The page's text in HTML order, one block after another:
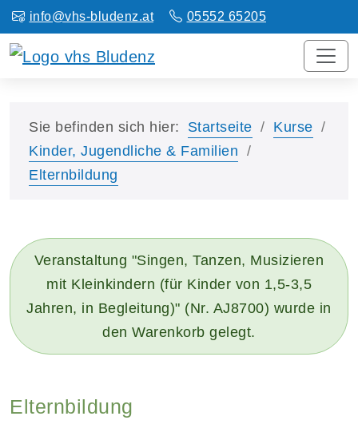
info@vhs-bludenz.at 05552 65205
Sie befinden sich hier: Startseite
Kurse
Kinder, Jugendliche & Familien
Elternbildung
Veranstaltung "Singen, Tanzen, Musizieren
mit Kleinkindern (für Kinder von 1,5-3,5
Jahren, in Begleitung)" (Nr. AJ8700) wurde in
den Warenkorb gelegt.
Elternbildung